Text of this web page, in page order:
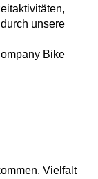
unsere
Bike
Vielfalt